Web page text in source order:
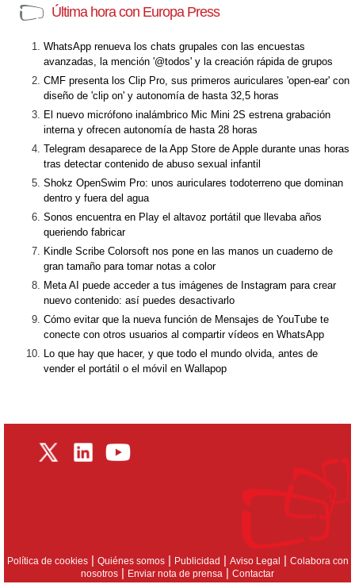
Última hora con Europa Press
WhatsApp renueva los chats grupales con las encuestas
avanzadas, la mención '@todos' y la creación rápida de grupos
CMF presenta los Clip Pro, sus primeros auriculares 'open-ear' con
diseño de 'clip on' y autonomía de hasta 32,5 horas
El nuevo micrófono inalámbrico Mic Mini 2S estrena grabación
interna y ofrecen autonomía de hasta 28 horas
Telegram desaparece de la App Store de Apple durante unas horas
tras detectar contenido de abuso sexual infantil
Shokz OpenSwim Pro: unos auriculares todoterreno que dominan
dentro y fuera del agua
Sonos encuentra en Play el altavoz portátil que llevaba años
queriendo fabricar
Kindle Scribe Colorsoft nos pone en las manos un cuaderno de
gran tamaño para tomar notas a color
Meta AI puede acceder a tus imágenes de Instagram para crear
nuevo contenido: así puedes desactivarlo
Cómo evitar que la nueva función de Mensajes de YouTube te
conecte con otros usuarios al compartir vídeos en WhatsApp
Lo que hay que hacer, y que todo el mundo olvida, antes de
vender el portátil o el móvil en Wallapop
Política de cookies| Quiénes somos| Publicidad | Aviso Legal | Colabora con
nosotros | Enviar nota de prensa | Contactar